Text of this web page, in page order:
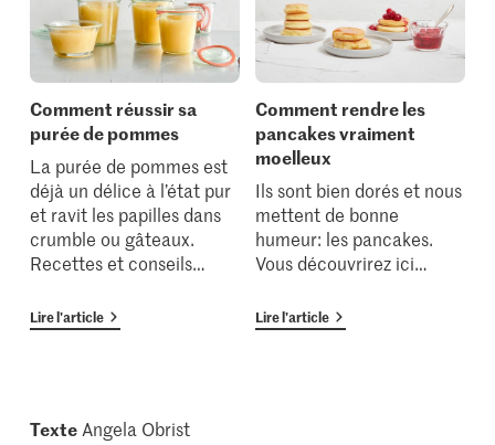
Comment réussir sa
purée de pommes
La purée de pommes est
déjà un délice à l’état pur
et ravit les papilles dans
crumble ou gâteaux.
Recettes et conseils…
Lire l'article
Comment rendre les
pancakes vraiment
moelleux
Ils sont bien dorés et nous
mettent de bonne
humeur: les pancakes.
Vous découvrirez ici…
Lire l'article
Texte Angela Obrist